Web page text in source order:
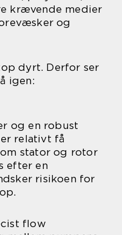
krævende medier
og
dyrt. Derfor ser
igen:
og en robust
relativt få
stator og rotor
efter en
risikoen for
flow